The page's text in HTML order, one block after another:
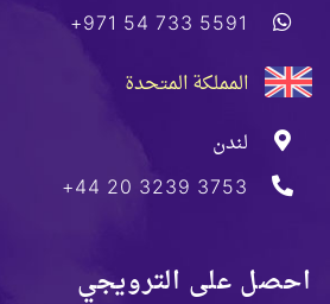
+971 54 733 5591
المملكة المتحدة
لندن
+44 20 3239 3753
احصل على الترويجي